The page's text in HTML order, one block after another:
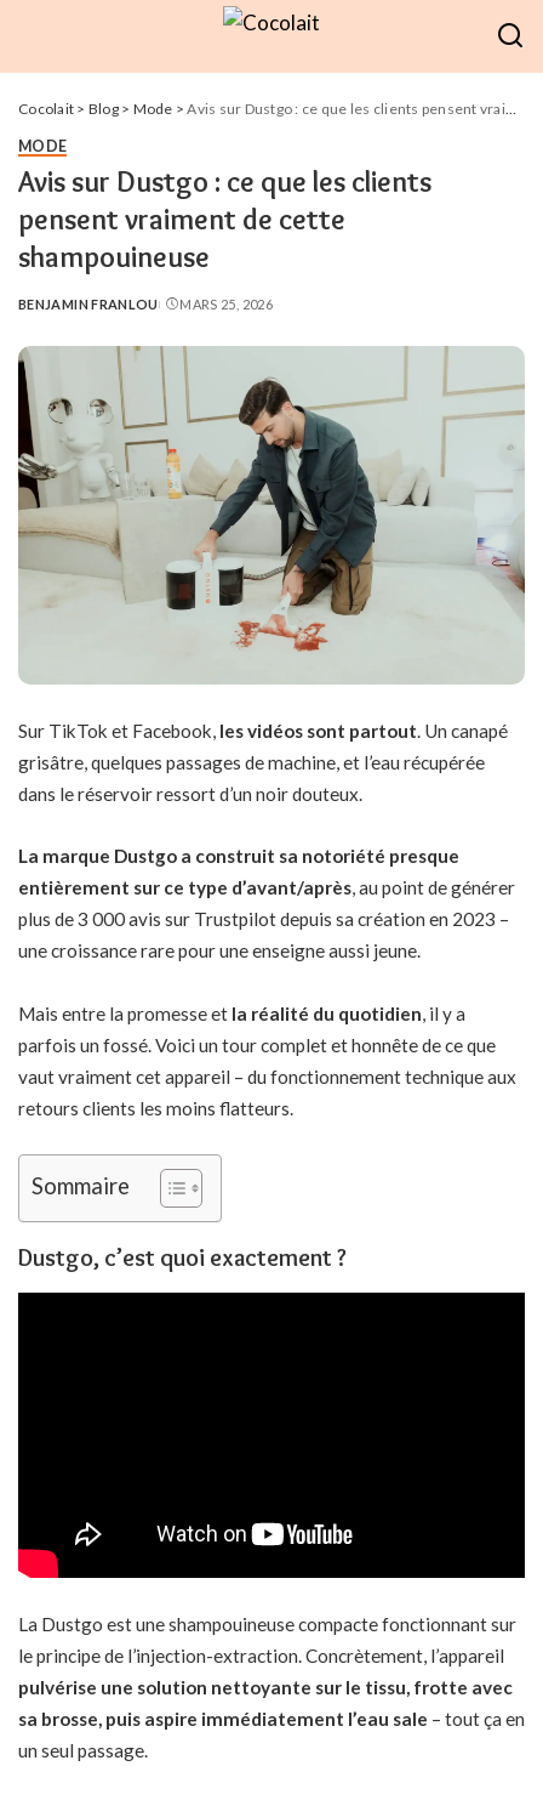
Cocolait > Blog> Mode >Avis sur Dustgo : ce que les clients pensent vraiment de cette shampouineuse
MODE
Avis sur Dustgo : ce que les clients
pensent vraiment de cette
shampouineuse
POSTED
BENJAMIN FRANLOU MARS 25, 2026
Sur TikTok et Facebook, les vidéos sont partout. Un canapé
grisâtre, quelques passages de machine, et l’eau récupérée
dans le réservoir ressort d’un noir douteux.
La marque Dustgo a construit sa notoriété presque
entièrement sur ce type d’avant/après, au point de générer
plus de 3 000 avis sur Trustpilot depuis sa création en 2023 –
une croissance rare pour une enseigne aussi jeune.
Mais entre la promesse et la réalité du quotidien, il y a
parfois un fossé. Voici un tour complet et honnête de ce que
vaut vraiment cet appareil – du fonctionnement technique aux
retours clients les moins flatteurs.
Sommaire
Dustgo, c’est quoi exactement ?
La Dustgo est une shampouineuse compacte fonctionnant sur
le principe de l’injection-extraction. Concrètement, l’appareil
pulvérise une solution nettoyante sur le tissu, frotte avec
sa brosse, puis aspire immédiatement l’eau sale – tout ça en
un seul passage.